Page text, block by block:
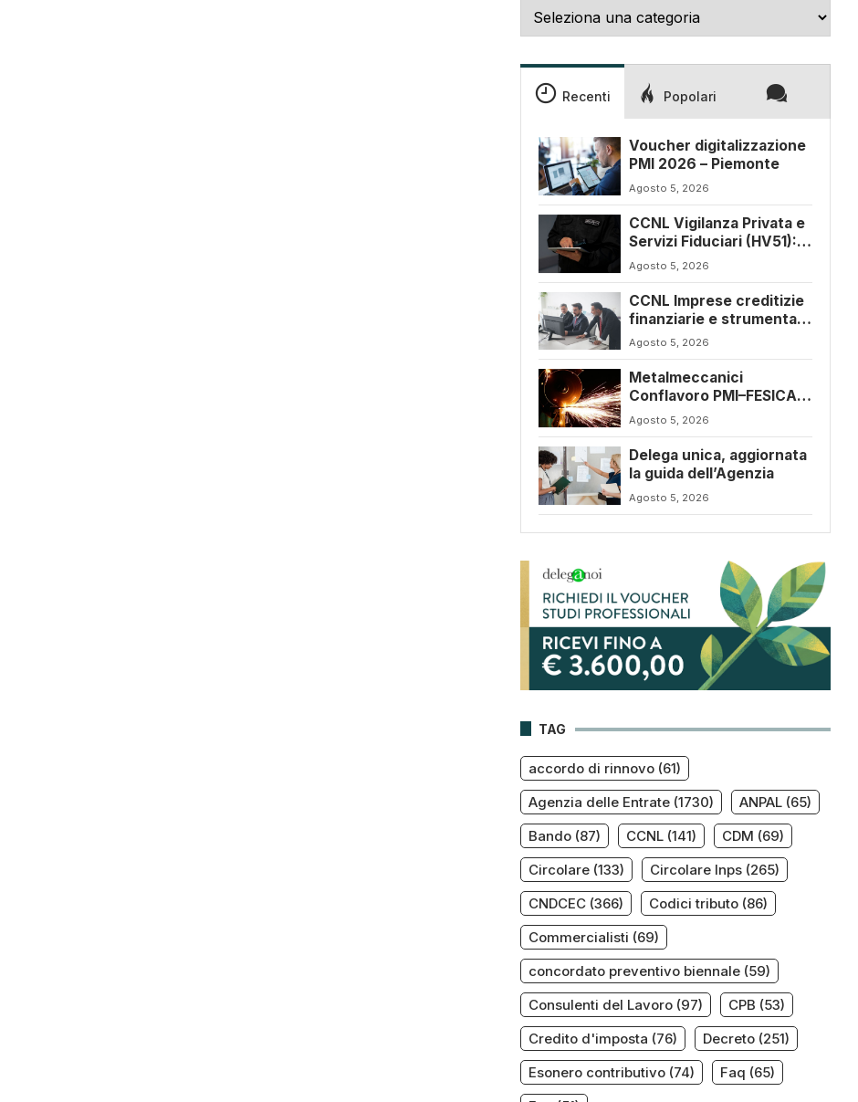
Recenti Popolari
Voucher digitalizzazione
PMI 2026 – Piemonte
Agosto 5, 2026
CCNL Vigilanza Privata e
Servizi Fiduciari (HV51):
siglato l’accordo di
Agosto 5, 2026
CCNL Imprese creditizie
finanziarie e strumentali
(J241): ulteriore
sospensione dei termini
a dicembre 2026
Agosto 5, 2026
Metalmeccanici
Conflavoro PMI–FESICA
CONFSAL (C053),
rinnovato il CCNL 2026-
2029: rafforzate tutele e
flessibilità organizzativa
Agosto 5, 2026
Delega unica, aggiornata
la guida dell’Agenzia
Agosto 5, 2026
TAG
accordo di rinnovo(61)
Agenzia delle Entrate(1730) ANPAL(65)
Bando(87) CCNL(141) CDM (69)
Circolare(133) Circolare Inps(265)
CNDCEC(366) Codici tributo(86)
Commercialisti (69)
concordato preventivo biennale(59)
Consulenti del Lavoro(97) CPB (53)
Credito d'imposta (76) Decreto(251)
Esonero contributivo(74) Faq (65)